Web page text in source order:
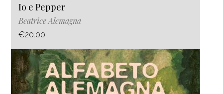
Io e Pepper
Beatrice Alemagna
€20.00